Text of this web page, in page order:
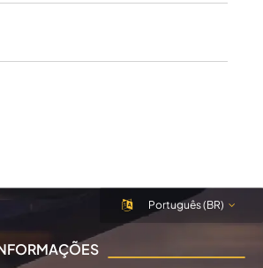
Português (BR)